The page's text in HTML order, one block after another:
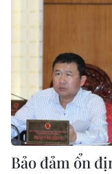
Bảo đảm ổn